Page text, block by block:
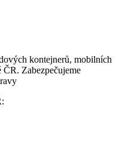
kontejnerů, mobilních
ČR. Zabezpečujeme